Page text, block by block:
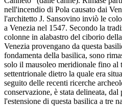
nell'incendio di Pola causato dai
l'architetto J. Sansovino inviò le
a Venezia nel 1547. Secondo la
colonne in alabastro del ciborio
Venezia provengano da questa
fondamenta della basilica, sono
solo il mausoleo meridionale fino al
settentrionale dietro la quale era
seguito delle recenti ricerche
conservazione, è stata delineata,
l'estensione di questa basilica a tre